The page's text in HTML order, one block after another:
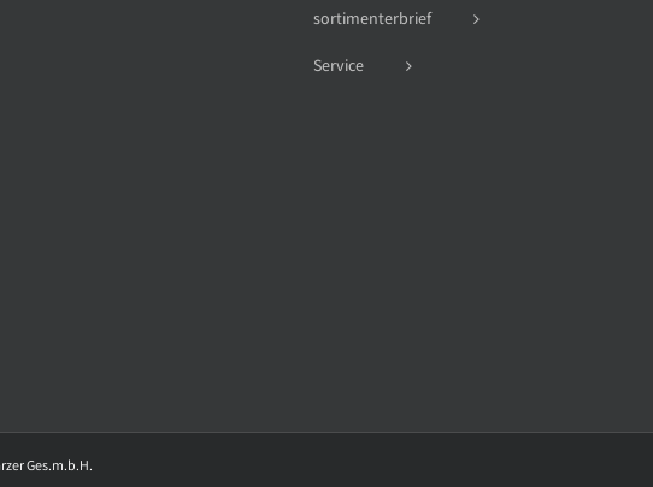
sortimenterbrief
Service
Ges.m.b.H.